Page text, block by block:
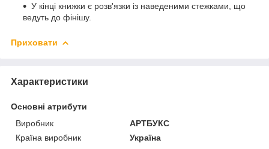
У кінці книжки є розв'язки із наведеними стежками, що
ведуть до фінішу.
Приховати
Характеристики
Основні атрибути
Виробник
АРТБУКС
Країна виробник
Україна